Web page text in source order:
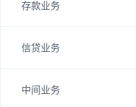
存款业务
信贷业务
中间业务